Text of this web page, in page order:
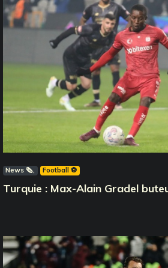
News 🗞️ Football ⚽️
Turquie : Max-Alain Gradel